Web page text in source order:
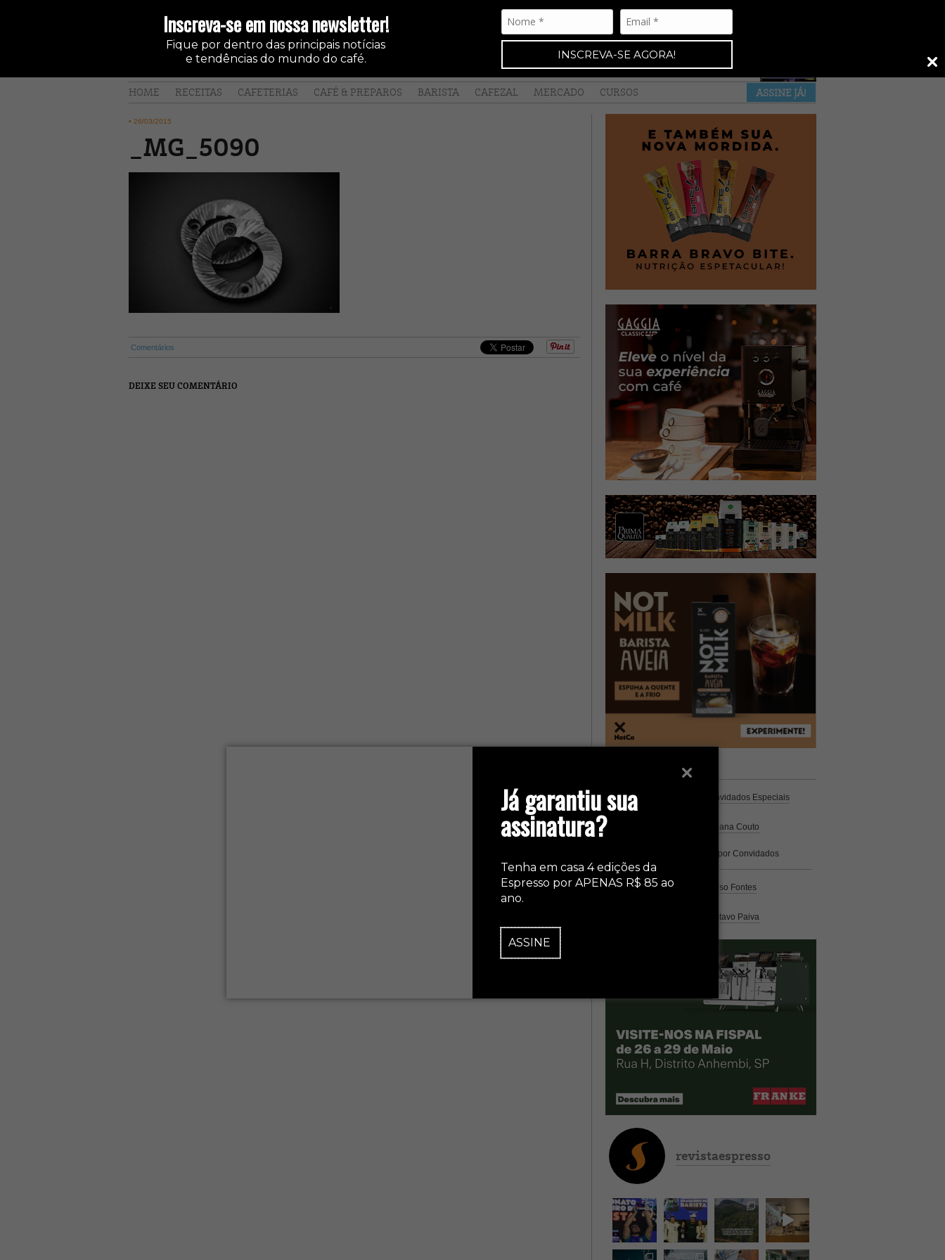
Já garantiu sua
assinatura?
Tenha em casa 4 edições da
Espresso por APENAS R$ 85 ao
ano.
ASSINE
Inscreva-se em nossa newsletter!
Fique por dentro das principais notícias
e tendências do mundo do café.
INSCREVA-SE AGORA!
•NAS BANCAS
HOME RECEITAS CAFETERIAS CAFÉ & PREPAROS BARISTA CAFEZAL MERCADO ASSINE JÁ!
CURSOS
• 26/03/2015
_MG_5090
Comentários
DEIXE SEU COMENTÁRIO
Espresso
Coluna Café por Convidados Especiais
por Cristiana Couto
por Convidados
Especiais
Análisepor Caio Alonso Fontes
por Gustavo Paiva
revistaespresso